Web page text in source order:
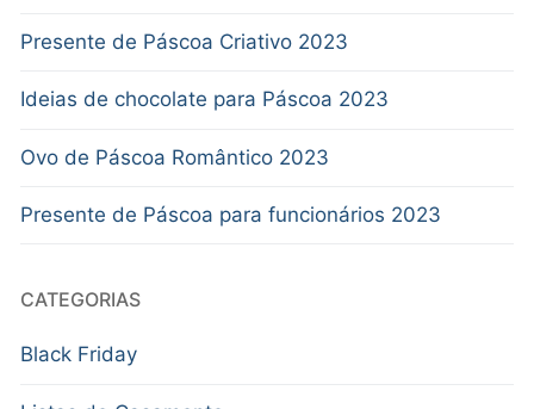
Presente de Páscoa Criativo 2023
Ideias de chocolate para Páscoa 2023
Ovo de Páscoa Romântico 2023
Presente de Páscoa para funcionários 2023
CATEGORIAS
Black Friday